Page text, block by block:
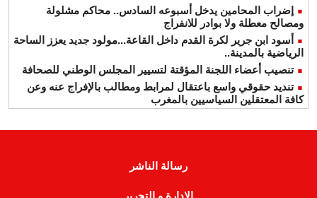
إضراب المحامين يدخل أسبوعه السادس.. محاكم مشلولة
ومصالح معطلة ولا بوادر للانفراج
أسود ابن جرير لكرة القدم داخل القاعة...مولود جديد يعزز الساحة
الرياضية بالمدينة..
تنصيب أعضاء اللجنة المؤقتة لتسيير المجلس الوطني للصحافة
تنديد حقوقي واسع باعتقال لمرابط ومطالب بالإفراج عنه وعن
كافة المعتقلين السياسيين بالمغرب
رسالة الناشر
الإدارة و التحرير